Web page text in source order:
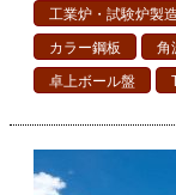
工業炉・試験炉製造
カラー鋼板
角
卓上ボール盤